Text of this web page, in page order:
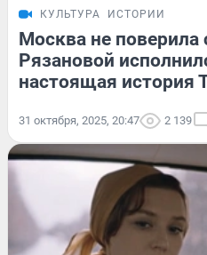
КУЛЬТУРА ИСТОРИИ
Москва не поверила
Рязановой
настоящая история
31 октября, 2025, 20:47 2 139